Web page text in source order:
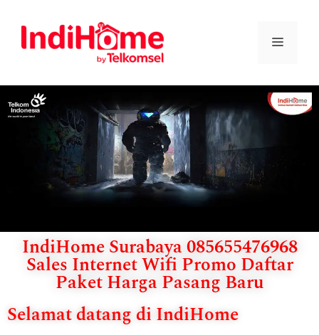
IndiHome Surabaya 085655476968
Sales Internet Wifi Promo Daftar
Paket Harga Pasang Baru
Selamat datang di IndiHome